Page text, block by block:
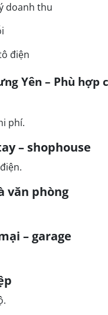
doanh thu
điện
Yên – Phù hợp
phí.
– shophouse
văn phòng
– garage